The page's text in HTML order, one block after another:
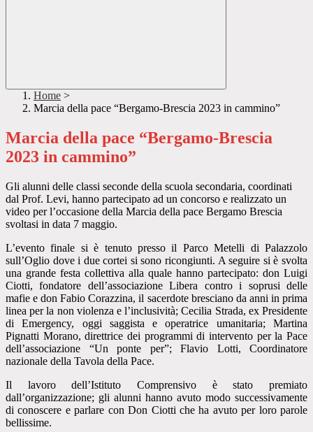
Home >
Marcia della pace “Bergamo-Brescia 2023 in cammino”
Marcia della pace “Bergamo-Brescia
2023 in cammino”
Gli alunni delle classi seconde della scuola secondaria, coordinati
dal Prof. Levi, hanno partecipato ad un concorso e realizzato un
video per l’occasione della Marcia della pace Bergamo Brescia
svoltasi in data 7 maggio.
L’evento finale si è tenuto presso il Parco Metelli di Palazzolo
sull’Oglio dove i due cortei si sono ricongiunti. A seguire si è svolta
una grande festa collettiva alla quale hanno partecipato: don Luigi
Ciotti, fondatore dell’associazione Libera contro i soprusi delle
mafie edonFabio Corazzina, il sacerdote bresciano da anni in prima
linea per la non violenza e l’inclusività;Cecilia Strada, ex Presidente
di Emergency, oggi saggista e operatrice umanitaria; Martina
Pignatti Morano, direttrice dei programmi di intervento per la Pace
dell’associazione “Un ponte per”; Flavio Lotti, Coordinatore
nazionale della Tavola della Pace.
Il lavoro dell’Istituto Comprensivo è stato premiato
dall’organizzazione; gli alunni hanno avuto modo successivamente
di conoscere e parlare con Don Ciotti che ha avuto per loro parole
bellissime.